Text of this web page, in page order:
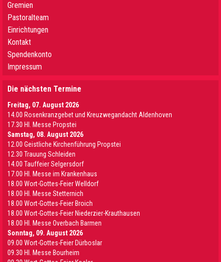
Gremien
Pastoralteam
Einrichtungen
Kontakt
Spendenkonto
Impressum
Die nächsten Termine
Freitag, 07. August 2026
14.00 Rosenkranzgebet und Kreuzwegandacht Aldenhoven
17.30 Hl. Messe Propstei
Samstag, 08. August 2026
12.00 Geistliche Kirchenführung Propstei
12.30 Trauung Schleiden
14.00 Tauffeier Selgersdorf
17.00 Hl. Messe im Krankenhaus
18.00 Wort-Gottes-Feier Welldorf
18.00 Hl. Messe Stetternich
18.00 Wort-Gottes-Feier Broich
18.00 Wort-Gottes-Feier Niederzier-Krauthausen
18.00 Hl. Messe Overbach Barmen
Sonntag, 09. August 2026
09.00 Wort-Gottes-Feier Dürboslar
09.30 HI. Messe Bourheim